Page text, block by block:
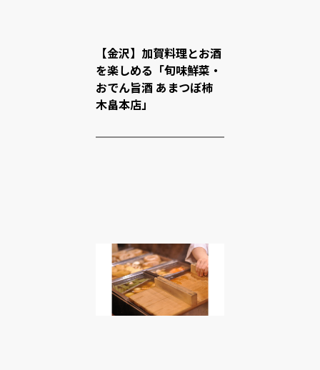
【金沢】加賀料理とお酒
を楽しめる「旬味鮮菜・
おでん旨酒 あまつぼ柿
木畠本店」